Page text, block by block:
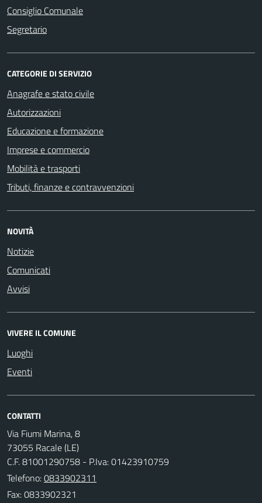
Consiglio Comunale
Segretario
CATEGORIE DI SERVIZIO
Anagrafe e stato civile
Autorizzazioni
Educazione e formazione
Imprese e commercio
Mobilità e trasporti
Tributi, finanze e contravvenzioni
NOVITÀ
Notizie
Comunicati
Avvisi
VIVERE IL COMUNE
Luoghi
Eventi
CONTATTI
Via Fiumi Marina, 8
73055 Racale (LE)
C.F. 81001290758 - P.Iva: 01423910759
Telefono:0833902311
Fax: 0833902321